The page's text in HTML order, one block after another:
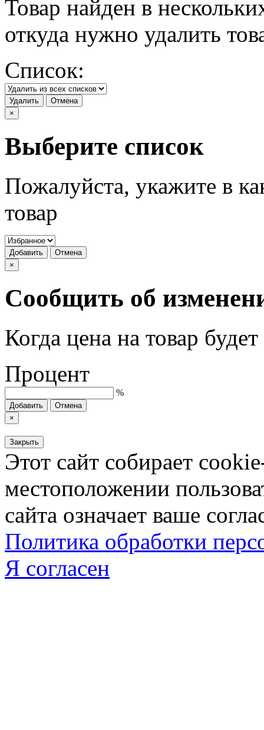
Товар найден в
откуда нужно удалить
Список:
Удалить
Отмена
×
Выберите список
Пожалуйста, укажите в
товар
Добавить
Отмена
×
Сообщить об
Когда цена на товар
Процент
%
Добавить
Отмена
×
Закрыть
Этот сайт собирает
местоположении
сайта означает ваше
Политика обработки
Я согласен